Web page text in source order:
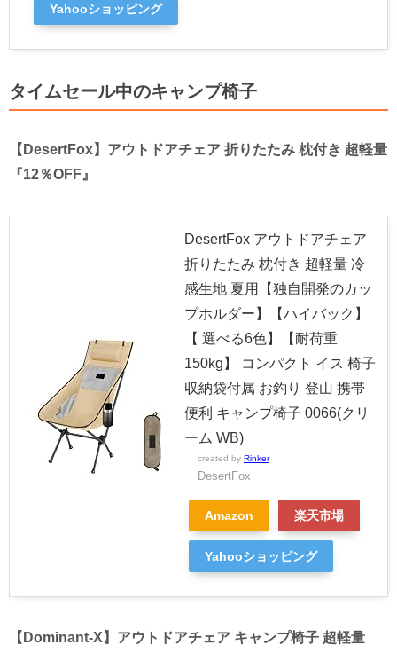
Yahooショッピング
タイムセール中のキャンプ椅子
【DesertFox】アウトドアチェア 折りたたみ 枕付き 超軽量
『12％OFF』
DesertFox アウトドアチェア
折りたたみ 枕付き 超軽量 冷
感生地 夏用【独自開発のカッ
プホルダー】【ハイバック】
【 選べる6色】【耐荷重
150kg】 コンパクト イス 椅子
収納袋付属 お釣り 登山 携帯
便利 キャンプ椅子 0066(クリ
ーム WB)
created by Rinker
DesertFox
Amazon 楽天市場
Yahooショッピング
【Dominant-X】アウトドアチェア キャンプ椅子 超軽量